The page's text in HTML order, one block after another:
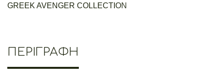
GREEK AVENGER COLLECTION
ΠΕΡΙΓΡΑΦΉ